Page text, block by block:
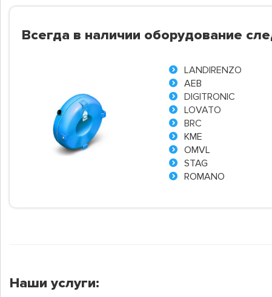
Всегда в наличии оборудование
LANDIRENZO
AEB
DIGITRONIC
LOVATO
BRC
KME
OMVL
STAG
ROMANO
Наши услуги: